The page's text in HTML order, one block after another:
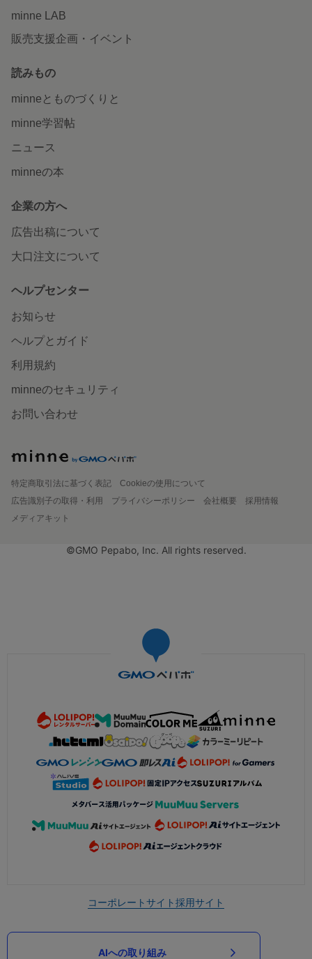
minne LAB
販売支援企画・イベント
読みもの
minneとものづくりと
minne学習帖
ニュース
minneの本
企業の方へ
広告出稿について
大口注文について
ヘルプセンター
お知らせ
ヘルプとガイド
利用規約
minneのセキュリティ
お問い合わせ
特定商取引法に基づく表記
Cookieの使用について
広告識別子の取得・利用
プライバシーポリシー 会社概要
採用情報
メディアキット
©GMO Pepabo, Inc. All rights reserved.
コーポレートサイト採用サイト
AIへの取り組み